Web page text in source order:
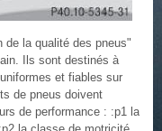
de la qualité des pneus"
Ils sont destinés à
et fiables sur
de pneus doivent
de performance : :p1 la